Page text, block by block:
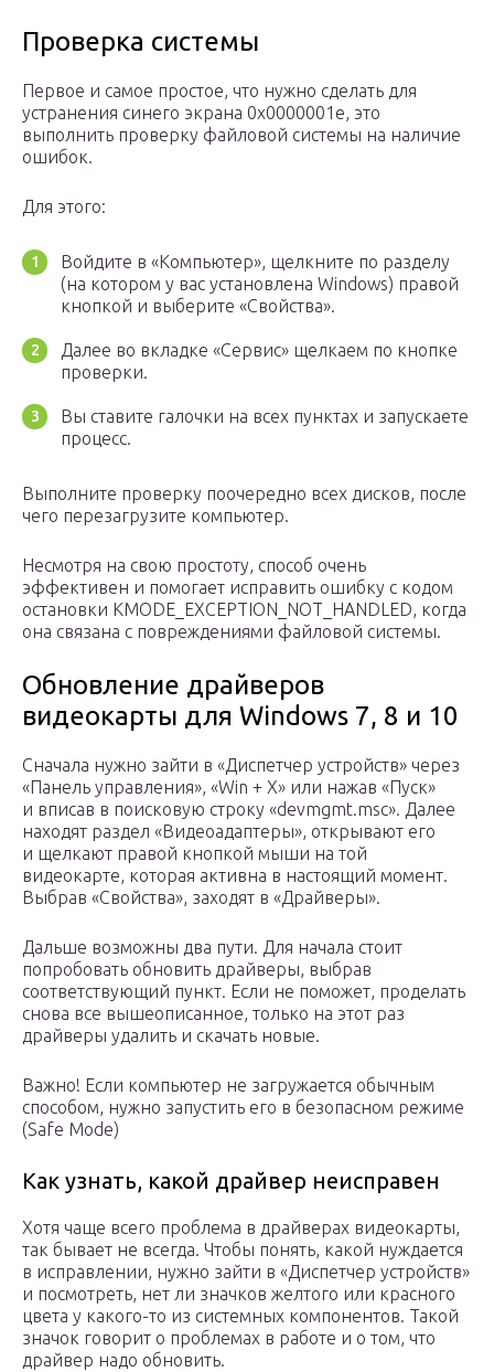
Проверка системы
Первое и самое простое, что нужно сделать для
устранения синего экрана 0x0000001e, это
выполнить проверку файловой системы на наличие
ошибок.
Для этого:
Войдите в «Компьютер», щелкните по разделу
(на котором у вас установлена Windows) правой
кнопкой и выберите «Свойства».
Далее во вкладке «Сервис» щелкаем по кнопке
проверки.
Вы ставите галочки на всех пунктах и запускаете
процесс.
Выполните проверку поочередно всех дисков, после
чего перезагрузите компьютер.
Несмотря на свою простоту, способ очень
эффективен и помогает исправить ошибку с кодом
остановки KMODE_EXCEPTION_NOT_HANDLED, когда
она связана с повреждениями файловой системы.
Обновление драйверов
видеокарты для Windows 7, 8 и 10
Сначала нужно зайти в «Диспетчер устройств» через
«Панель управления», «Win + X» или нажав «Пуск»
и вписав в поисковую строку «devmgmt.msc». Далее
находят раздел «Видеоадаптеры», открывают его
и щелкают правой кнопкой мыши на той
видеокарте, которая активна в настоящий момент.
Выбрав «Свойства», заходят в «Драйверы».
Дальше возможны два пути. Для начала стоит
попробовать обновить драйверы, выбрав
соответствующий пункт. Если не поможет, проделать
снова все вышеописанное, только на этот раз
драйверы удалить и скачать новые.
Важно! Если компьютер не загружается обычным
способом, нужно запустить его в безопасном режиме
(Safe Mode)
Как узнать, какой драйвер неисправен
Хотя чаще всего проблема в драйверах видеокарты,
так бывает не всегда. Чтобы понять, какой нуждается
в исправлении, нужно зайти в «Диспетчер устройств»
и посмотреть, нет ли значков желтого или красного
цвета у какого-то из системных компонентов. Такой
значок говорит о проблемах в работе и о том, что
драйвер надо обновить.